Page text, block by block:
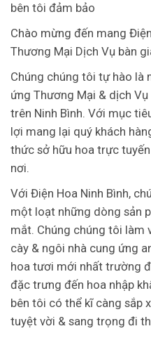
bên tôi đảm bảo
Chào mừng đến mang
Thương Mại Dịch Vụ bàn
Chúng chúng tôi tự hào là
ứng Thương Mại & dịch
trên Ninh Bình. Với mục
lợi mang lại quý khách
thức sở hữu hoa trực
nơi.
Với Điện Hoa Ninh Bình,
một loạt những dòng sản
mắt. Chúng chúng tôi làm
cày & ngôi nhà cung ứng
hoa tươi mới nhất trường
đặc trưng đến hoa nhập
bên tôi có thể kĩ càng sắp
tuyệt vời & sang trọng đi